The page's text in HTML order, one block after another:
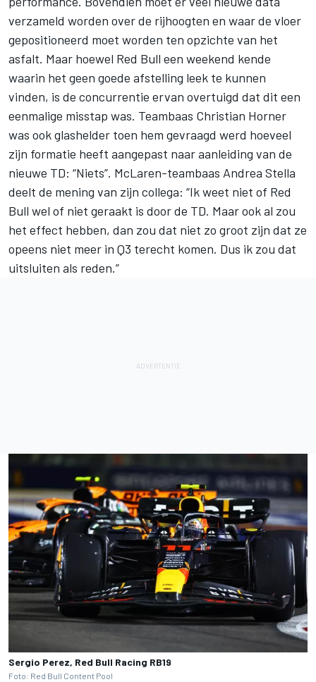
verzameld worden over de rijhoogten en waar de vloer
gepositioneerd moet worden ten opzichte van het
asfalt. Maar hoewel Red Bull een weekend kende
waarin het geen goede afstelling leek te kunnen
vinden, is de concurrentie ervan overtuigd dat dit een
eenmalige misstap was. Teambaas Christian Horner
was ookglashelder toen hem gevraagd werd hoeveel
zijn formatie heeft aangepast naar aanleiding van de
nieuwe TD: “Niets”. McLaren-teambaas Andrea Stella
deelt de mening van zijn collega: “Ik weet niet of Red
Bull wel of niet geraakt is door de TD. Maar ook al zou
het effect hebben, dan zou dat niet zo groot zijn dat ze
opeens niet meer in Q3 terecht komen. Dus ik zou dat
uitsluiten als reden.”
Sergio Perez, Red Bull Racing RB19
Foto: Red Bull Content Pool